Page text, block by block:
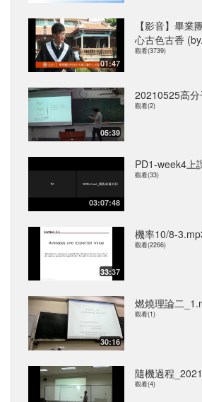
01:47
【影音】畢業
心古色古香
觀看(3739)
05:39
20210525高
觀看(2)
03:07:48
PD1-week4上
觀看(33)
33:37
機率10/8-
觀看(2266)
30:16
燃燒理論二
觀看(1)
隨機過程
觀看(4)